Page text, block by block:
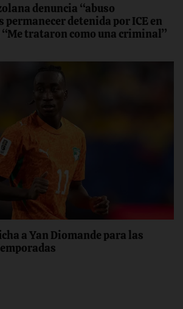
denuncia “abuso
detenida por ICE en
“Me trataron como una criminal”
a Yan Diomande para las